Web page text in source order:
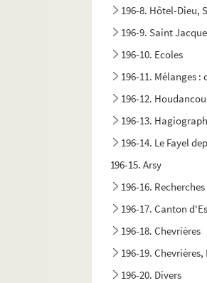
196-8. Hôtel-Dieu,
196-9. Saint
196-10. Ecoles
196-11. Mélanges
196-12.
196-13.
196-14. Le Fayel
196-15. Arsy
196-16.
196-17. Canton
196-18. Chevrières
196-19. Chevrières,
196-20. Divers